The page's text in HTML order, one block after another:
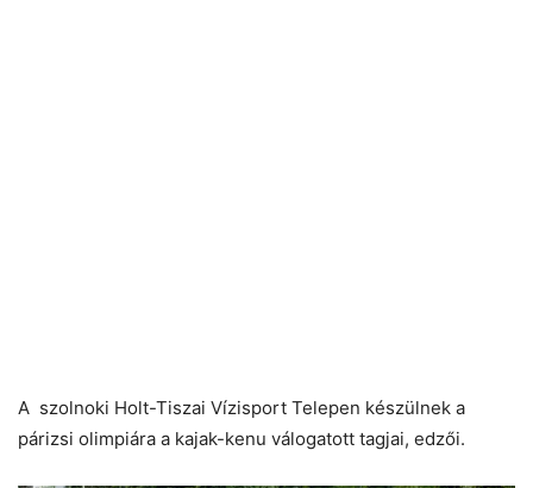
A szolnoki Holt-Tiszai Vízisport Telepen készülnek a
párizsi olimpiára a kajak-kenu válogatott tagjai, edzői.